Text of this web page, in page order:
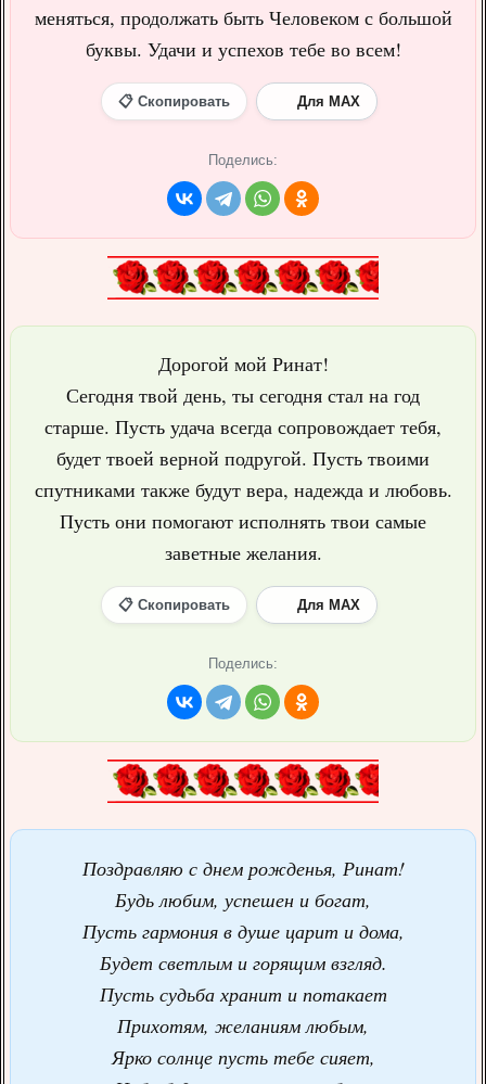
меняться, продолжать быть Человеком с большой
буквы. Удачи и успехов тебе во всем!
📋 Скопировать Для MAX
Поделись:
Дорогой мой Ринат!
Сегодня твой день, ты сегодня стал на год
старше. Пусть удача всегда сопровождает тебя,
будет твоей верной подругой. Пусть твоими
спутниками также будут вера, надежда и любовь.
Пусть они помогают исполнять твои самые
заветные желания.
📋 Скопировать Для MAX
Поделись:
Поздравляю с днем рожденья, Ринат!
Будь любим, успешен и богат,
Пусть гармония в душе царит и дома,
Будет светлым и горящим взгляд.
Пусть судьба хранит и потакает
Прихотям, желаниям любым,
Ярко солнце пусть тебе сияет,